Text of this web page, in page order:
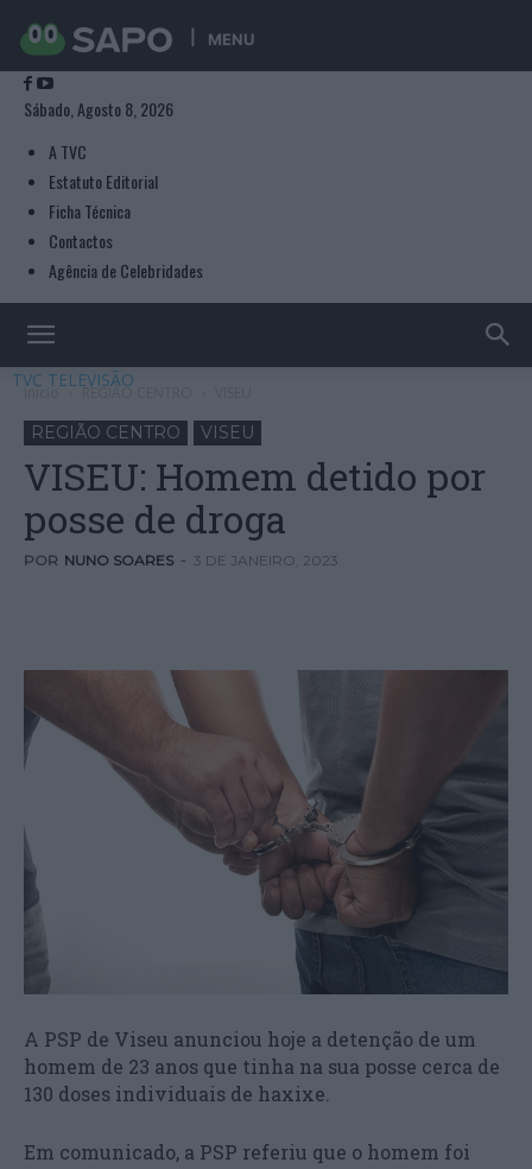
MENU
Sábado, Agosto 8, 2026
A TVC
Estatuto Editorial
Ficha Técnica
Contactos
Agência de Celebridades
TVC TELEVISÃO
Início REGIÃO CENTRO
REGIÃO CENTRO VISEU
VISEU: Homem detido por
posse de droga
POR NUNO SOARES - 3 DE JANEIRO, 2023
A PSP de Viseu anunciou hoje a detenção de um
homem de 23 anos que tinha na sua posse cerca de
130 doses individuais de haxixe.
Em comunicado, a PSP referiu que o homem foi